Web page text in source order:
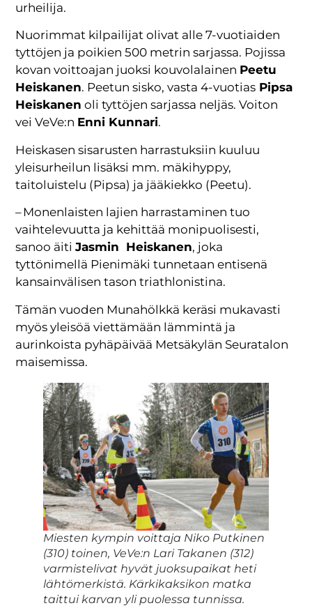
urheilija.
Nuorimmat kilpailijat olivat alle 7-vuotiaiden
tyttöjen ja poikien 500 metrin sarjassa. Pojissa
kovan voittoajan juoksi kouvolalainen Peetu
Heiskanen. Peetun sisko, vasta 4-vuotias Pipsa
Heiskanen oli tyttöjen sarjassa neljäs. Voiton
vei VeVe:n Enni Kunnari.
Heiskasen sisarusten harrastuksiin kuuluu
yleisurheilun lisäksi mm. mäkihyppy,
taitoluistelu (Pipsa) ja jääkiekko (Peetu).
– Monenlaisten lajien harrastaminen tuo
vaihtelevuutta ja kehittää monipuolisesti,
sanoo äitiJasmin Heiskanen, joka
tyttönimellä Pienimäki tunnetaan entisenä
kansainvälisen tason triathlonistina.
Tämän vuoden Munahölkkä keräsi mukavasti
myös yleisöä viettämään lämmintä ja
aurinkoista pyhäpäivää Metsäkylän Seuratalon
maisemissa.
Miesten kympin voittaja Niko Putkinen
(310) toinen, VeVe:n Lari Takanen (312)
varmistelivat hyvät juoksupaikat heti
lähtömerkistä. Kärkikaksikon matka
taittui karvan yli puolessa tunnissa.